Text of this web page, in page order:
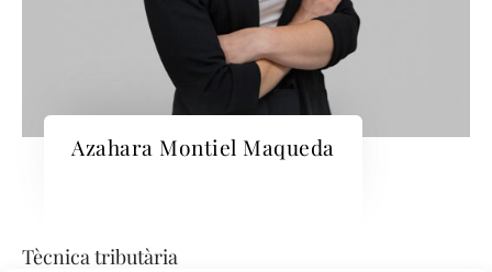
Azahara Montiel Maqueda
Tècnica tributària